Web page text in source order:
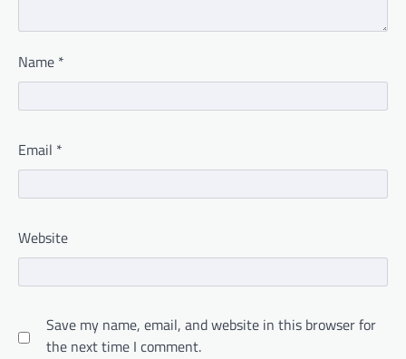
Name *
Email *
Website
Save my name, email, and website in this browser for
the next time I comment.